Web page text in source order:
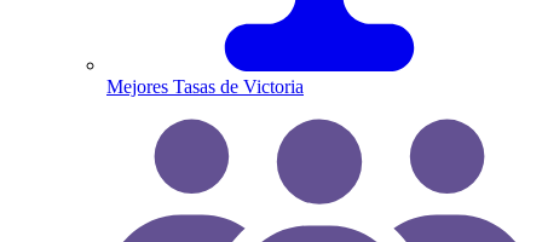
Mejores Tasas de Victoria